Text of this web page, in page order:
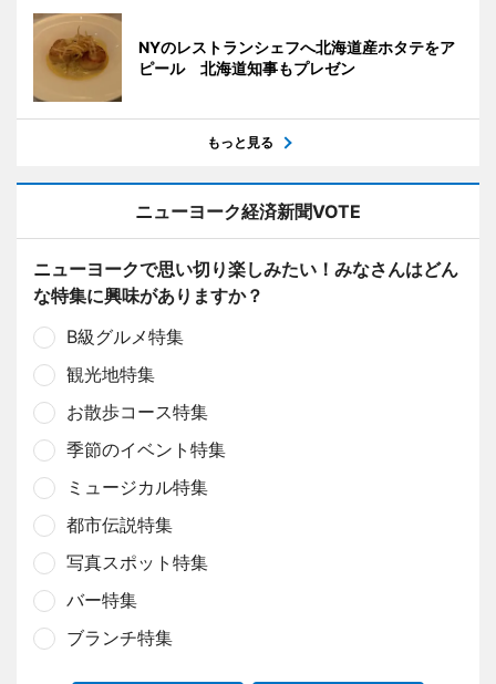
NYのレストランシェフへ北海道産ホタテをア
ピール 北海道知事もプレゼン
もっと見る
ニューヨーク経済新聞VOTE
ニューヨークで思い切り楽しみたい！みなさんはどん
な特集に興味がありますか？
B級グルメ特集
観光地特集
お散歩コース特集
季節のイベント特集
ミュージカル特集
都市伝説特集
写真スポット特集
バー特集
ブランチ特集